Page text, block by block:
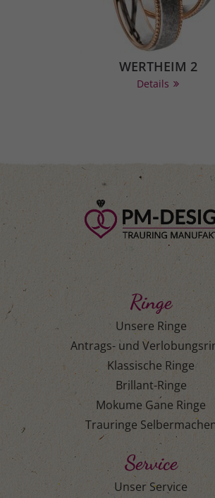
WERTHEIM 2
Details
Ringe
Unsere Ringe
Antrags- und
Klassische Ringe
Brillant-Ringe
Mokume Gane Ringe
Trauringe
Service
Unser Service